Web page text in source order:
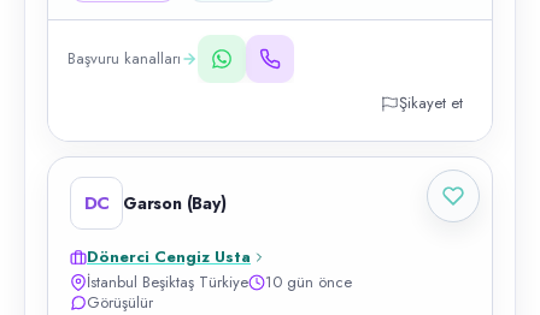
Başvuru kanalları
Şikayet et
DC Garson (Bay)
Dönerci Cengiz Usta
İstanbul Beşiktaş Türkiye
10 gün önce
Görüşülür